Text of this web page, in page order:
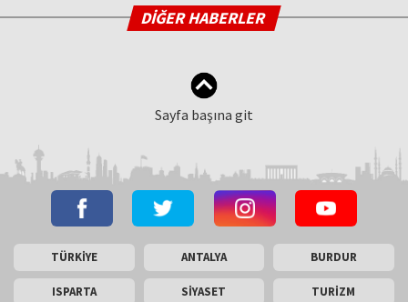
DİĞER HABERLER
Sayfa başına git
TÜRKİYE ANTALYA BURDUR
ISPARTA SİYASET TURİZM